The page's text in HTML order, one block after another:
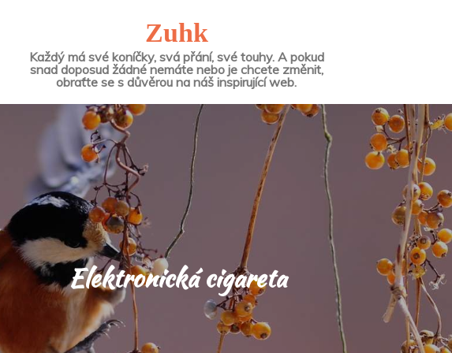
Zuhk
Každý má své koníčky, svá přání, své touhy. A pokud
snad doposud žádné nemáte nebo je chcete změnit,
obraťte se s důvěrou na náš inspirující web.
Elektronická cigareta